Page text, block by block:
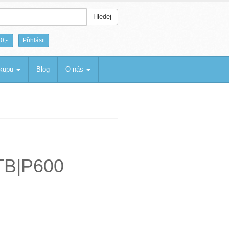
Hledej
0,- Přihlásit
Blog O nás